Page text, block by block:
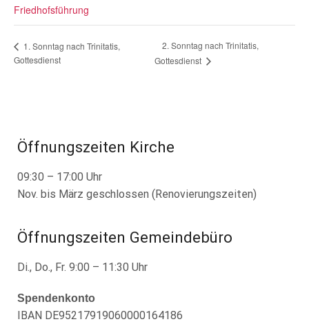
Friedhofsführung
1. Sonntag nach Trinitatis,
Gottesdienst
2. Sonntag nach Trinitatis,
Gottesdienst
Öffnungszeiten Kirche
09:30 – 17:00 Uhr
Nov. bis März geschlossen (Renovierungszeiten)
Öffnungszeiten Gemeindebüro
Di., Do., Fr. 9:00 – 11:30 Uhr
Spendenkonto
IBAN DE95217919060000164186